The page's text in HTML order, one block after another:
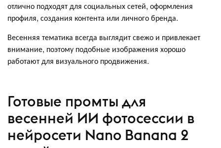
отлично подходят для социальных сетей, оформления
профиля, создания контента или личного бренда.
Весенняя тематика всегда выглядит свежо и привлекает
внимание, поэтому подобные изображения хорошо
работают для визуального продвижения.
Готовые промты для
весенней ИИ фотосессии в
нейросети Nano Banana 2